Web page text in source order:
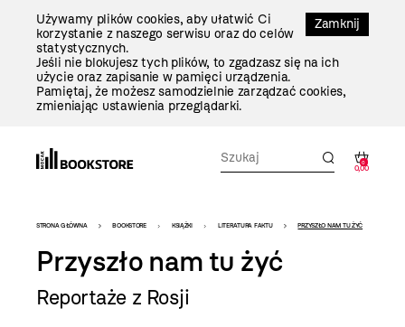
Zamknij
Używamy plików cookies, aby ułatwić Ci
korzystanie z naszego serwisu oraz do celów
statystycznych.
Jeśli nie blokujesz tych plików, to zgadzasz się na ich
użycie oraz zapisanie w pamięci urządzenia.
Pamiętaj, że możesz samodzielnie zarządzać cookies,
zmieniając ustawienia przeglądarki.
0
0,00
Bookstore
-
szablon
szczegóły
STRONA GŁÓWNA BOOKSTORE KSIĄŻKI LITERATURA FAKTU PRZYSZŁO NAM TU ŻYĆ
Przyszło nam tu żyć
Reportaże z Rosji